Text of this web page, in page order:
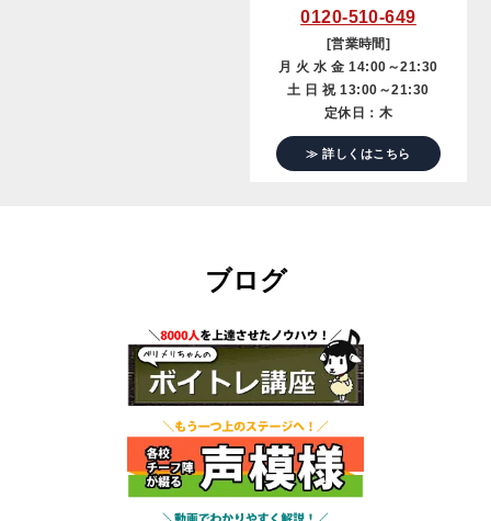
0120-510-649
[営業時間]
月 火 水 金 14:00～21:30
土 日 祝 13:00～21:30
定休日：木
≫ 詳しくはこちら
ブログ